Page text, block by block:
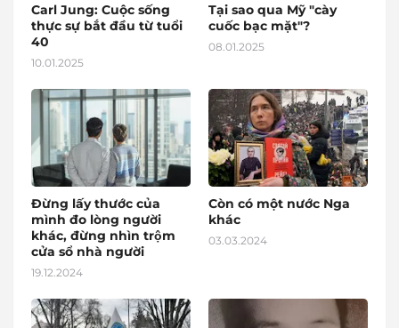
Carl Jung: Cuộc sống
thực sự bắt đầu từ tuổi
40
10.01.2025
Tại sao qua Mỹ "cày
cuốc bạc mặt"?
08.01.2025
Đừng lấy thước của
mình đo lòng người
khác, đừng nhìn trộm
cửa sổ nhà người
19.12.2024
Còn có một nước Nga
khác
03.03.2024